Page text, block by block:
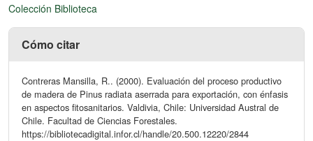
Colección Biblioteca
Cómo citar
Contreras Mansilla, R.. (2000). Evaluación del proceso productivo
de madera de Pinus radiata aserrada para exportación, con énfasis
en aspectos fitosanitarios. Valdivia, Chile: Universidad Austral de
Chile. Facultad de Ciencias Forestales.
https://bibliotecadigital.infor.cl/handle/20.500.12220/2844